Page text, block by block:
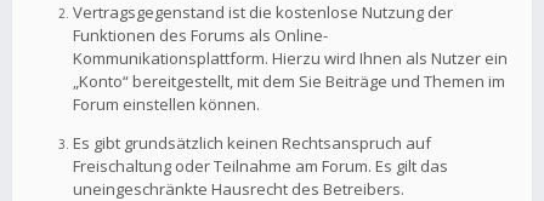
Vertragsgegenstand ist die kostenlose Nutzung der
Funktionen des Forums als Online-
Kommunikationsplattform. Hierzu wird Ihnen als Nutzer ein
„Konto“ bereitgestellt, mit dem Sie Beiträge und Themen im
Forum einstellen können.
Es gibt grundsätzlich keinen Rechtsanspruch auf
Freischaltung oder Teilnahme am Forum. Es gilt das
uneingeschränkte Hausrecht des Betreibers.